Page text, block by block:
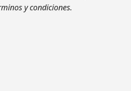
y condiciones.